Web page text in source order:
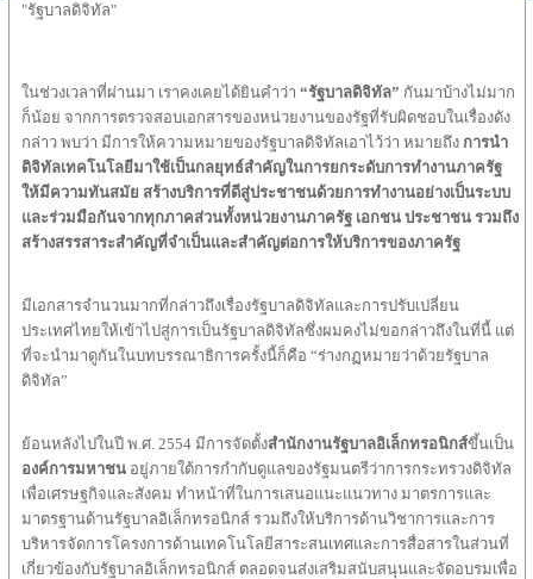
"รัฐบาลดิจิทัล"
ในช่วงเวลาที่ผ่านมา เราคงเคยได้ยินคำว่า “รัฐบาลดิจิทัล” กันมาบ้างไม่มาก
ก็น้อย จากการตรวจสอบเอกสารของหน่วยงานของรัฐที่รับผิดชอบในเรื่องดัง
กล่าว พบว่า มีการให้ความหมายของรัฐบาลดิจิทัลเอาไว้ว่า หมายถึง การนำ
ดิจิทัลเทคโนโลยีมาใช้เป็นกลยุทธ์สำคัญในการยกระดับการทำงานภาครัฐ
ให้มีความทันสมัย สร้างบริการที่ดีสู่ประชาชนด้วยการทำงานอย่างเป็นระบบ
และร่วมมือกันจากทุกภาคส่วนทั้งหน่วยงานภาครัฐ เอกชน ประชาชน รวมถึง
สร้างสรรสาระสำคัญที่จำเป็นและสำคัญต่อการให้บริการของภาครัฐ
มีเอกสารจำนวนมากที่กล่าวถึงเรื่องรัฐบาลดิจิทัลและการปรับเปลี่ยน
ประเทศไทยให้เข้าไปสู่การเป็นรัฐบาลดิจิทัลซึ่งผมคงไม่ขอกล่าวถึงในที่นี้ แต่
ที่จะนำมาดูกันในบทบรรณาธิการครั้งนี้ก็คือ “ร่างกฏหมายว่าด้วยรัฐบาล
ดิจิทัล”
ย้อนหลังไปในปี พ.ศ. 2554 มีการจัดตั้งสำนักงานรัฐบาลอิเล็กทรอนิกส์ขึ้นเป็น
องค์การมหาชน อยู่ภายใต้การกำกับดูแลของรัฐมนตรีว่าการกระทรวงดิจิทัล
เพื่อเศรษฐกิจและสังคม ทำหน้าที่ในการเสนอแนะแนวทาง มาตรการและ
มาตรฐานด้านรัฐบาลอิเล็กทรอนิกส์ รวมถึงให้บริการด้านวิชาการและการ
บริหารจัดการโครงการด้านเทคโนโลยีสาระสนเทศและการสื่อสารในส่วนที่
เกี่ยวข้องกับรัฐบาลอิเล็กทรอนิกส์ ตลอดจนส่งเสริมสนับสนุนและจัดอบรมเพื่อ